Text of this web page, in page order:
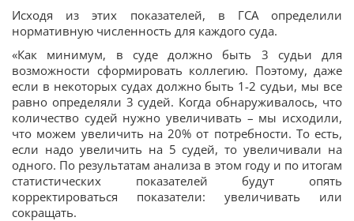
Исходя из этих показателей, в ГСА определили
нормативную численность для каждого суда.
«Как минимум, в суде должно быть 3 судьи для
возможности сформировать коллегию. Поэтому, даже
если в некоторых судах должно быть 1-2 судьи, мы все
равно определяли 3 судей. Когда обнаруживалось, что
количество судей нужно увеличивать – мы исходили,
что можем увеличить на 20% от потребности. То есть,
если надо увеличить на 5 судей, то увеличивали на
одного. По результатам анализа в этом году и по итогам
статистических показателей будут опять
корректироваться показатели: увеличивать или
сокращать.